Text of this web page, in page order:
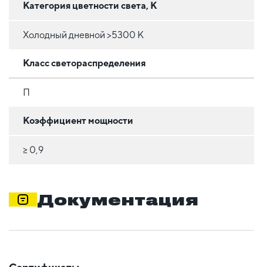
Категория цветности света, К
Холодный дневной >5300 К
Класс светораспределения
П
Коэффициент мощности
≥ 0,9
Документация